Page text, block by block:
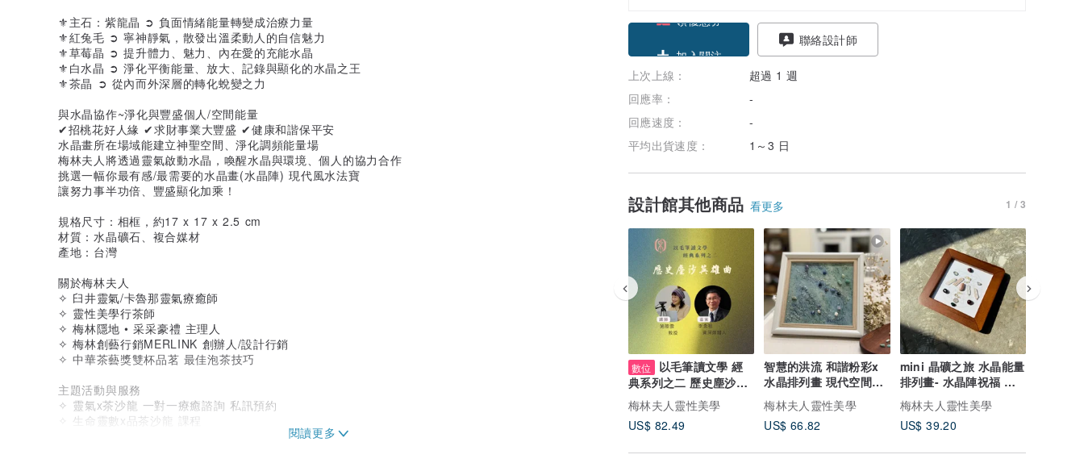
加入關注
聯絡設計師
上次上線：
超過 1 週
回應率：
-
回應速度：
-
平均出貨速度：
1～3 日
設計館其他商品 看更多 1 / 3
數位
以毛筆讀文學 經
典系列之二 歷史塵沙英
雄曲 / 施筱雲&李念祖
梅林夫人靈性美學
US$ 82.49
智慧的洪流 和諧粉彩x
水晶排列畫 現代空間風
水擺件
梅林夫人靈性美學
US$ 66.82
mini 晶礦之旅 水晶能量
排列畫- 水晶陣祝福 現
代風水擺設
梅林夫人靈性美學
US$ 39.20
⚜主石：紫龍晶 ➲ 負面情緒能量轉變成治療力量
⚜紅兔毛 ➲ 寧神靜氣，散發出溫柔動人的自信魅力
⚜草莓晶 ➲ 提升體力、魅力、內在愛的充能水晶
⚜白水晶 ➲ 淨化平衡能量、放大、記錄與顯化的水晶之王
⚜茶晶 ➲ 從內而外深層的轉化蛻變之力
與水晶協作~淨化與豐盛個人/空間能量
✔招桃花好人緣 ✔求財事業大豐盛 ✔健康和諧保平安
水晶畫所在場域能建立神聖空間、淨化調頻能量場
梅林夫人將透過靈氣啟動水晶，喚醒水晶與環境、個人的協力合作
挑選一幅你最有感/最需要的水晶畫(水晶陣) 現代風水法寶
讓努力事半功倍、豐盛顯化加乘！
規格尺寸：相框，約17 x 17 x 2.5 cm
材質：水晶礦石、複合媒材
產地：台灣
關於梅林夫人
✧ 臼井靈氣/卡魯那靈氣療癒師
✧ 靈性美學行茶師
✧ 梅林隱地 • 采采豪禮 主理人
✧ 梅林創藝行銷MERLINK 創辦人/設計行銷
✧ 中華茶藝獎雙杯品茗 最佳泡茶技巧
主題活動與服務
✧ 靈氣x茶沙龍 一對一療癒諮詢 私訊預約
✧ 生命靈數x品茶沙龍 課程